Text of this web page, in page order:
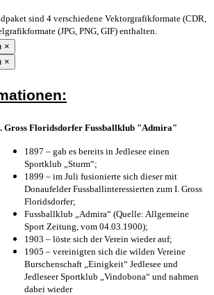
sind 4 verschiedene Vektorgrafikformate (CDR,
(JPG, PNG, GIF) enthalten.
×
×
Gross Floridsdorfer Fussballklub "Admira"
1897 – gab es bereits in Jedlesee einen
Sportklub „Sturm“;
1899 – im Juli fusionierte sich dieser mit
Donaufelder Fussballinteressierten zum I. Gross
Floridsdorfer;
Fussballklub „Admira“ (Quelle: Allgemeine
Sport Zeitung, vom 04.03.1900);
1903 – löste sich der Verein wieder auf;
1905 – vereinigten sich die wilden Vereine
Burschenschaft „Einigkeit“ Jedlesee und
Jedleseer Sportklub „Vindobona“ und nahmen
dabei wieder